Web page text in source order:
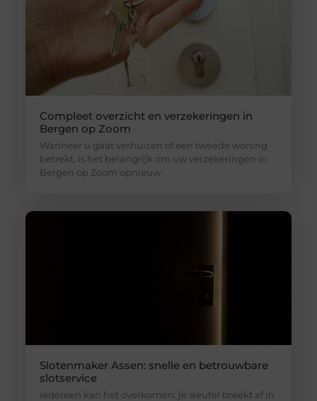
Compleet overzicht en verzekeringen in
Bergen op Zoom
Wanneer u gaat verhuizen of een tweede woning
betrekt, is het belangrijk om uw verzekeringen in
Bergen op Zoom opnieuw
Slotenmaker Assen: snelle en betrouwbare
slotservice
Iedereen kan het overkomen: je sleutel breekt af in